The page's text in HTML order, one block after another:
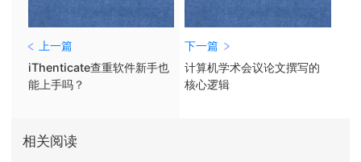
上一篇
iThenticate查重软件新手也
能上手吗？
下一篇
计算机学术会议论文撰写的
核心逻辑
相关阅读